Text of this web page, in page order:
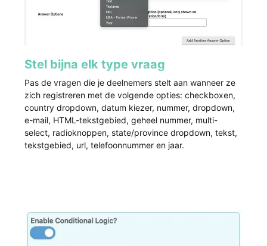
Stel bijna elk type vraag
Pas de vragen die je deelnemers stelt aan wanneer ze
zich registreren met de volgende opties: checkboxen,
country dropdown, datum kiezer, nummer, dropdown,
e-mail, HTML-tekstgebied, geheel nummer, multi-
select, radioknoppen, state/province dropdown, tekst,
tekstgebied, url, telefoonnummer en jaar.